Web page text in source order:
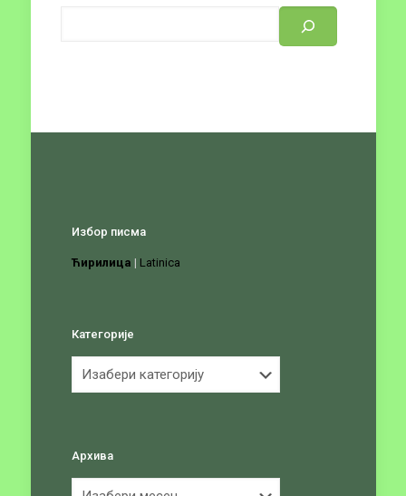
Избор писма
Ћирилица | Latinica
Категорије
Архива